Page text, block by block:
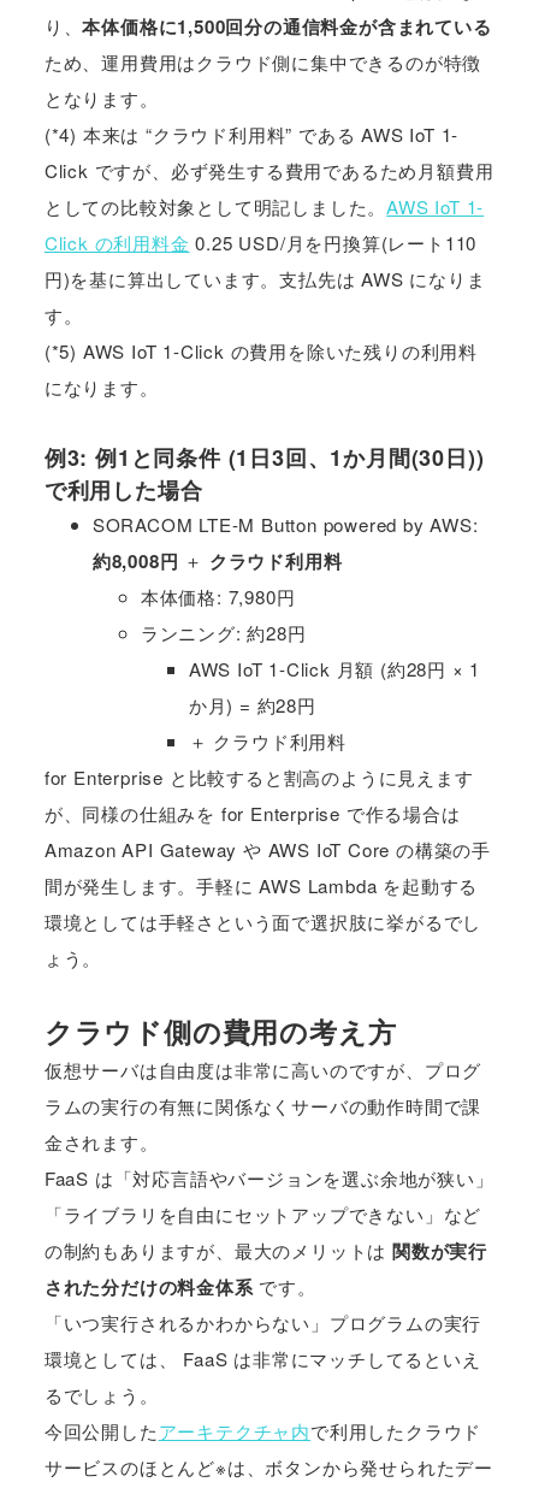
り、本体価格に1,500回分の通信料金が含まれている
ため、運用費用はクラウド側に集中できるのが特徴
となります。
(*4) 本来は “クラウド利用料” である AWS IoT 1-
Click ですが、必ず発生する費用であるため月額費用
としての比較対象として明記しました。AWS IoT 1-
Click の利用料金 0.25 USD/月を円換算(レート110
円)を基に算出しています。支払先は AWS になりま
す。
(*5) AWS IoT 1-Click の費用を除いた残りの利用料
になります。
例3: 例1と同条件 (1日3回、1か月間(30日))
で利用した場合
SORACOM LTE-M Button powered by AWS:
約8,008円 ＋ クラウド利用料
本体価格: 7,980円
ランニング: 約28円
AWS IoT 1-Click 月額 (約28円 × 1
か月) = 約28円
＋ クラウド利用料
for Enterprise と比較すると割高のように見えます
が、同様の仕組みを for Enterprise で作る場合は
Amazon API Gateway や AWS IoT Core の構築の手
間が発生します。手軽に AWS Lambda を起動する
環境としては手軽さという面で選択肢に挙がるでし
ょう。
クラウド側の費用の考え方
仮想サーバは自由度は非常に高いのですが、プログ
ラムの実行の有無に関係なくサーバの動作時間で課
金されます。
FaaS は「対応言語やバージョンを選ぶ余地が狭い」
「ライブラリを自由にセットアップできない」など
の制約もありますが、最大のメリットは 関数が実行
された分だけの料金体系 です。
「いつ実行されるかわからない」プログラムの実行
環境としては、 FaaS は非常にマッチしてるといえ
るでしょう。
今回公開したアーキテクチャ内で利用したクラウド
サービスのほとんど※は、ボタンから発せられたデー